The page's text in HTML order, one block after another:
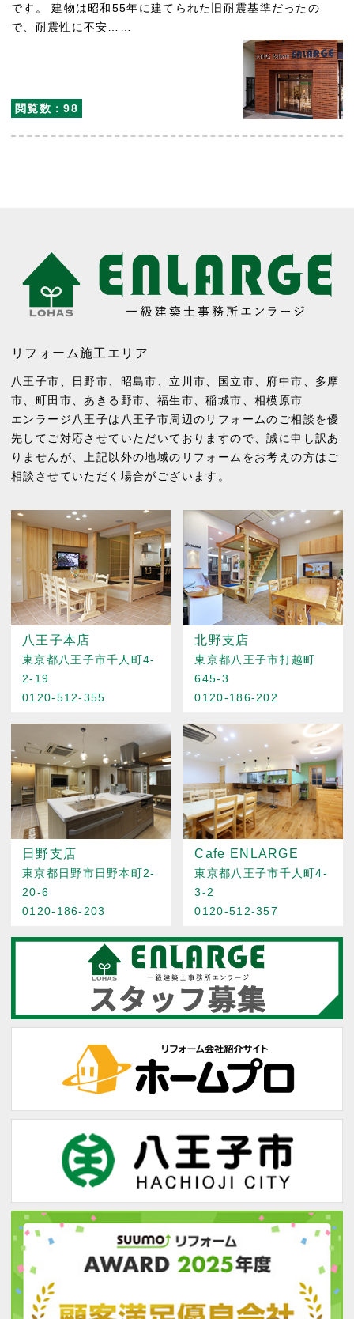
閲覧数：98
です。 建物は昭和55年に建てられた旧耐震基準だったの
で、耐震性に不安……
リフォーム施工エリア
八王子市 日野市 昭島市 立川市 国立市 府中市
多摩
市
町田市 あきる野市 福生市 、稲城市 、相模原市
エンラージ八王子は八王子市周辺のリフォームのご相談を優
先してご対応させていただいておりますので、誠に申し訳あ
りませんが、上記以外の地域のリフォームをお考えの方はご
相談させていただく場合がございます。
八王子本店
東京都八王子市千人町4-
2-19
0120-512-355
北野支店
東京都八王子市打越町
645-3
0120-186-202
日野支店
東京都日野市日野本町2-
20-6
0120-186-203
Cafe ENLARGE
東京都八王子市千人町4-
3-2
0120-512-357